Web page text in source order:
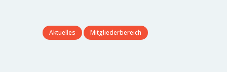
Aktuelles Mitgliederbereich